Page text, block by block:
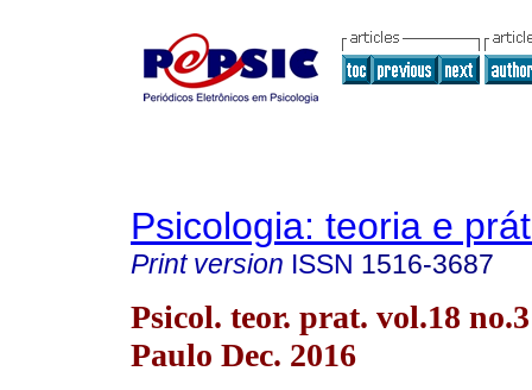
Psicologia: teoria e
Print version ISSN 1516-3687
Psicol. teor. prat. vol.18
Paulo Dec. 2016